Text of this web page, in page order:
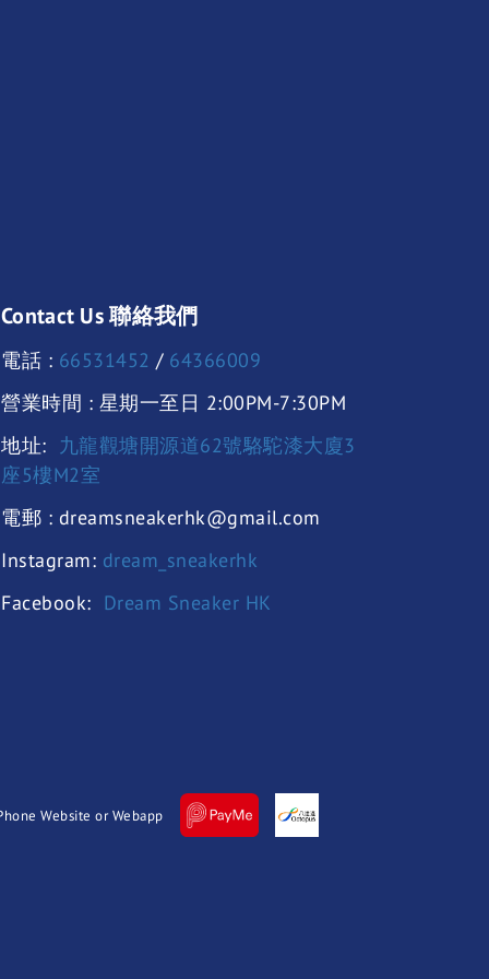
Contact Us 聯絡我們
電話 : 66531452 / 64366009
營業時間 : 星期一至日 2:00PM-7:30PM
地址:
九龍觀塘開源道62號駱駝漆大廈3
座5樓M2室
電郵 : dreamsneakerhk@gmail.com
Instagram: dream_sneakerhk
Facebook: Dream Sneaker HK